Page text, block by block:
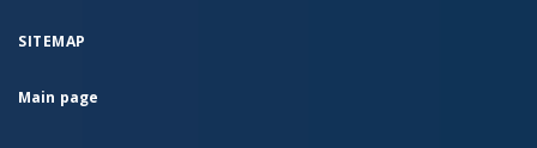
SITEMAP
Main page